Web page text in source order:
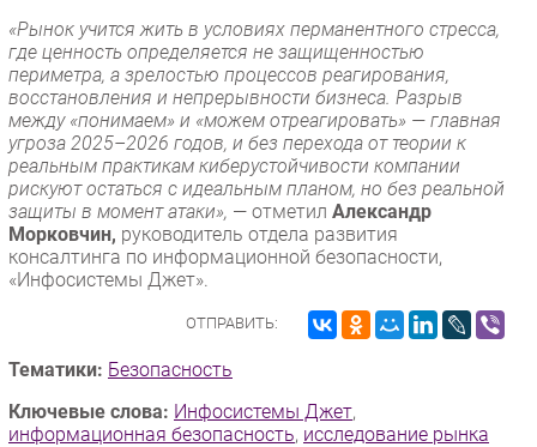
«Рынок учится жить в условиях перманентного стресса,
где ценность определяется не защищенностью
периметра, а зрелостью процессов реагирования,
восстановления и непрерывности бизнеса. Разрыв
между «понимаем» и «можем отреагировать» — главная
угроза 2025–2026 годов, и без перехода от теории к
реальным практикам киберустойчивости компании
рискуют остаться с идеальным планом, но без реальной
защиты в момент атаки», — отметил Александр
Морковчин, руководитель отдела развития
консалтинга по информационной безопасности,
«Инфосистемы Джет».
ОТПРАВИТЬ:
Тематики: Безопасность
Ключевые слова: Инфосистемы Джет,
информационная безопасность, исследование рынка